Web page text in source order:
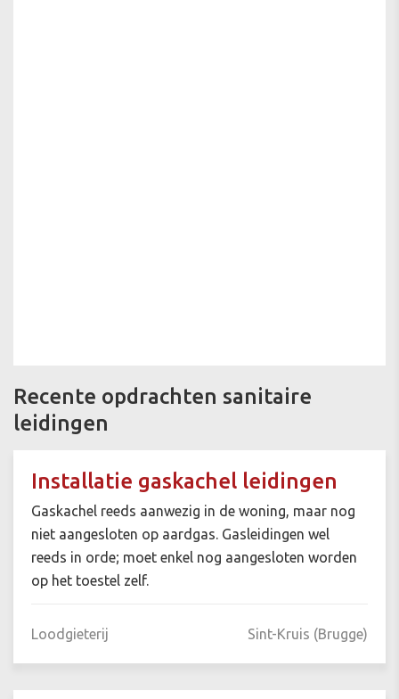
Recente opdrachten sanitaire
leidingen
Installatie gaskachel leidingen
Gaskachel reeds aanwezig in de woning, maar nog
niet aangesloten op aardgas. Gasleidingen wel
reeds in orde; moet enkel nog aangesloten worden
op het toestel zelf.
Loodgieterij Sint-Kruis (Brugge)